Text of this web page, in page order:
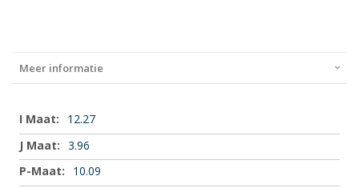
Meer informatie
Meer
informatie
12.27
3.96
10.09